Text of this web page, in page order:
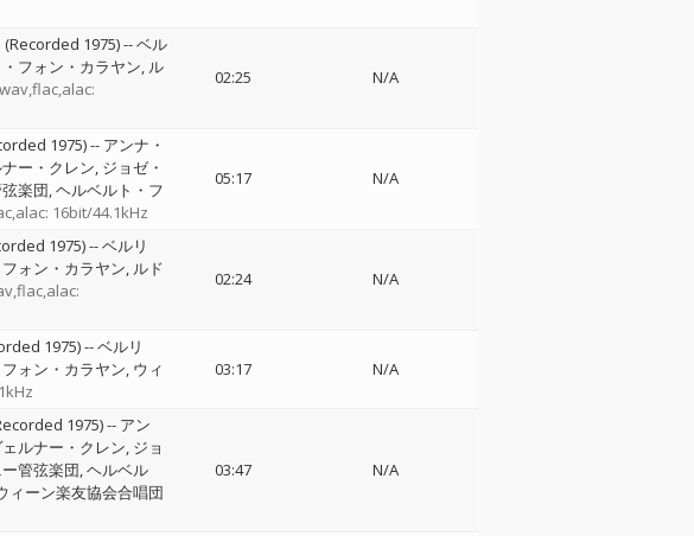
1975)--ベル
フォン・カラヤン ル
wav,flac,alac:
02:25 N/A
1975)-- アンナ・
ー・クレン ジョゼ・
楽団 ヘルベルト・フ
16bit/44.1kHz
05:17 N/A
1975)--ベルリ
ォン・カラヤン ルド
02:24 N/A
1975)--ベルリ
ォン・カラヤン ウィ
03:17 N/A
1975)-- アン
ルナー・クレン ジョ
管弦楽団 ヘルベル
ィーン楽友協会合唱団
03:47 N/A